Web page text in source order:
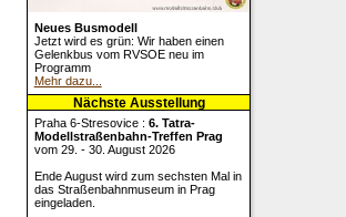
Neues Busmodell
Jetzt wird es grün: Wir haben einen
Gelenkbus vom RVSOE neu im
Programm
Mehr dazu...
Nächste Ausstellung
Praha 6-Stresovice : 6. Tatra-
Modellstraßenbahn-Treffen Prag
vom 29. - 30. August 2026
Ende August wird zum sechsten Mal in
das Straßenbahnmuseum in Prag
eingeladen.